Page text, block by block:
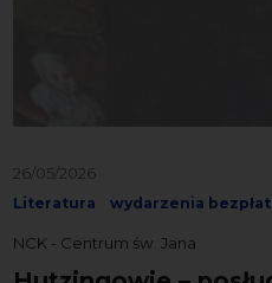
26/05/2026
Literatura wydarzenia
NCK - Centrum św. Jana